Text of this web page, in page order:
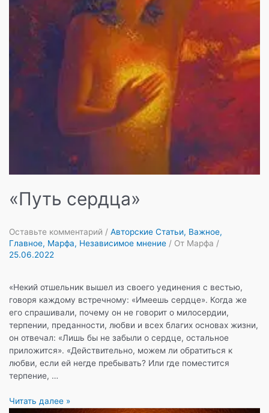
«Путь сердца»
Оставьте комментарий / Авторские Статьи, Важное,
Главное, Марфа, Независимое мнение / От Марфа /
25.06.2022
«Некий отшельник вышел из своего уединения с вестью,
говоря каждому встречному: «Имеешь сердце». Когда же
его спрашивали, почему он не говорит о милосердии,
терпении, преданности, любви и всех благих основах жизни,
он отвечал: «Лишь бы не забыли о сердце, остальное
приложится». «Действительно, можем ли обратиться к
любви, если ей негде пребывать? Или где поместится
терпение, …
«Путь
Читать далее »